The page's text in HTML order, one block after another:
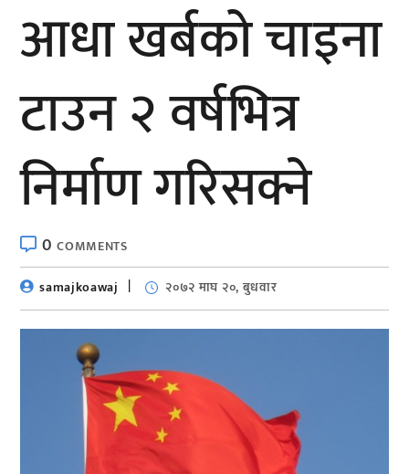
आधा खर्बको चाइना
टाउन २ वर्षभित्र
निर्माण गरिसक्ने
0COMMENTS
samajkoawaj
२०७२ माघ २०, बुधवार